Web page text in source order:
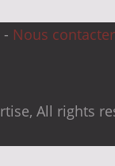
- Nous contacter
All rights